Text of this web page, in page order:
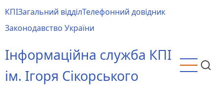
до
основного
КПІЗагальний відділТелефонний довідник
Законодавство України
Інформаційна служба КПІ
ім. Ігоря Сікорського